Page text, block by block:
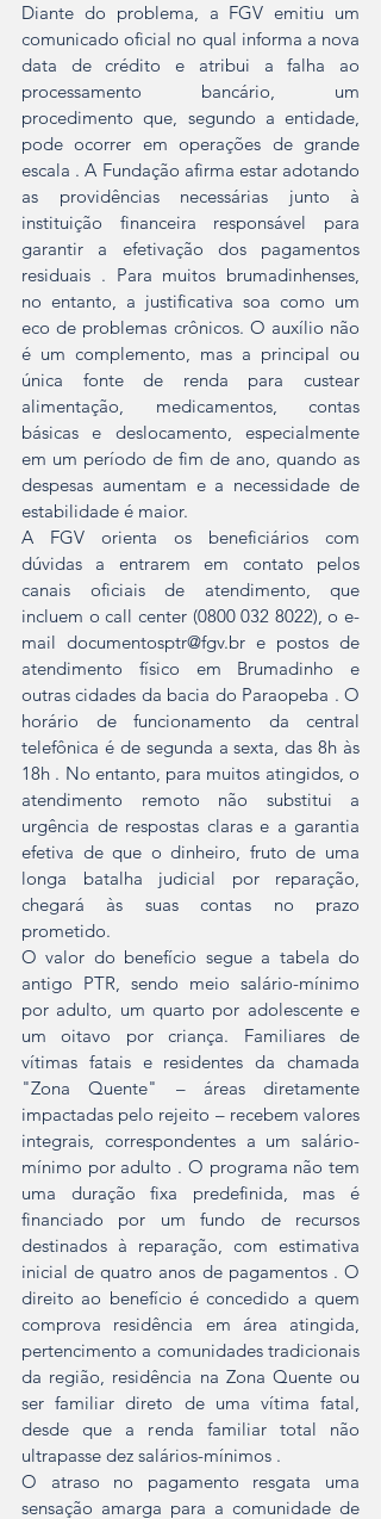
Diante do problema, a FGV emitiu um
comunicado oficial no qual informa a nova
data de crédito e atribui a falha ao
processamento bancário, um
procedimento que, segundo a entidade,
pode ocorrer em operações de grande
escala . A Fundação afirma estar adotando
as providências necessárias junto à
instituição financeira responsável para
garantir a efetivação dos pagamentos
residuais . Para muitos brumadinhenses,
no entanto, a justificativa soa como um
eco de problemas crônicos. O auxílio não
é um complemento, mas a principal ou
única fonte de renda para custear
alimentação, medicamentos, contas
básicas e deslocamento, especialmente
em um período de fim de ano, quando as
despesas aumentam e a necessidade de
estabilidade é maior.
A FGV orienta os beneficiários com
dúvidas a entrarem em contato pelos
canais oficiais de atendimento, que
incluem o call center (0800 032 8022), o e-
mail documentosptr@fgv.br e postos de
atendimento físico em Brumadinho e
outras cidades da bacia do Paraopeba . O
horário de funcionamento da central
telefônica é de segunda a sexta, das 8h às
18h . No entanto, para muitos atingidos, o
atendimento remoto não substitui a
urgência de respostas claras e a garantia
efetiva de que o dinheiro, fruto de uma
longa batalha judicial por reparação,
chegará às suas contas no prazo
prometido.
O valor do benefício segue a tabela do
antigo PTR, sendo meio salário-mínimo
por adulto, um quarto por adolescente e
um oitavo por criança. Familiares de
vítimas fatais e residentes da chamada
"Zona Quente" – áreas diretamente
impactadas pelo rejeito – recebem valores
integrais, correspondentes a um salário-
mínimo por adulto . O programa não tem
uma duração fixa predefinida, mas é
financiado por um fundo de recursos
destinados à reparação, com estimativa
inicial de quatro anos de pagamentos . O
direito ao benefício é concedido a quem
comprova residência em área atingida,
pertencimento a comunidades tradicionais
da região, residência na Zona Quente ou
ser familiar direto de uma vítima fatal,
desde que a renda familiar total não
ultrapasse dez salários-mínimos .
O atraso no pagamento resgata uma
sensação amarga para a comunidade de